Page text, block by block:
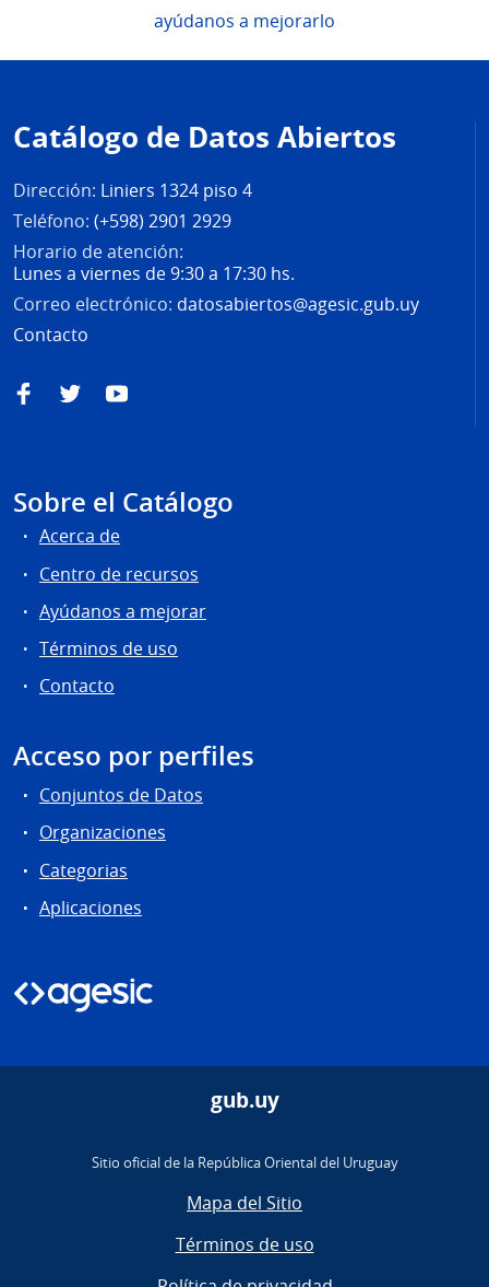
ayúdanos a mejorarlo
de
página
Catálogo de Datos Abiertos
Dirección: Liniers 1324 piso 4
Teléfono: (+598) 2901 2929
Horario de atención:
Lunes a viernes de 9:30 a 17:30 hs.
Correo electrónico: datosabiertos@agesic.gub.uy
Contacto
FacebookTwitterYouTube
Sobre el Catálogo
Acerca de
Centro de recursos
Ayúdanos a mejorar
Términos de uso
Contacto
Acceso por perfiles
Conjuntos de Datos
Organizaciones
Categorias
Aplicaciones
gub.uy
Sitio oficial de la República Oriental del Uruguay
Mapa del Sitio
Términos de uso